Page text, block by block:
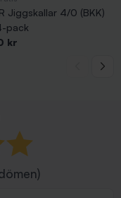
Jiggskallar 4/0 (BKK)
pack
kr